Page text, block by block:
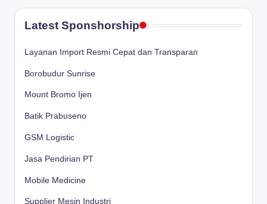
Latest Sponshorship
Layanan Import Resmi Cepat dan Transparan
Borobudur Sunrise
Mount Bromo Ijen
Batik Prabuseno
GSM Logistic
Jasa Pendirian PT
Mobile Medicine
Supplier Mesin Industri